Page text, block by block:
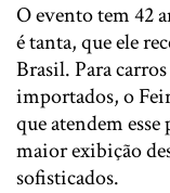
O evento tem 42
é tanta, que ele
Brasil. Para
importados, o
que atendem
maior exibição
sofisticados.